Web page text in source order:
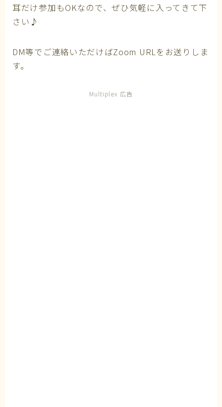
耳だけ参加もOKなので、ぜひ気軽に入ってきて下
さい♪
DM等でご連絡いただけばZoom URLをお送りしま
す。
Multiplex 広告